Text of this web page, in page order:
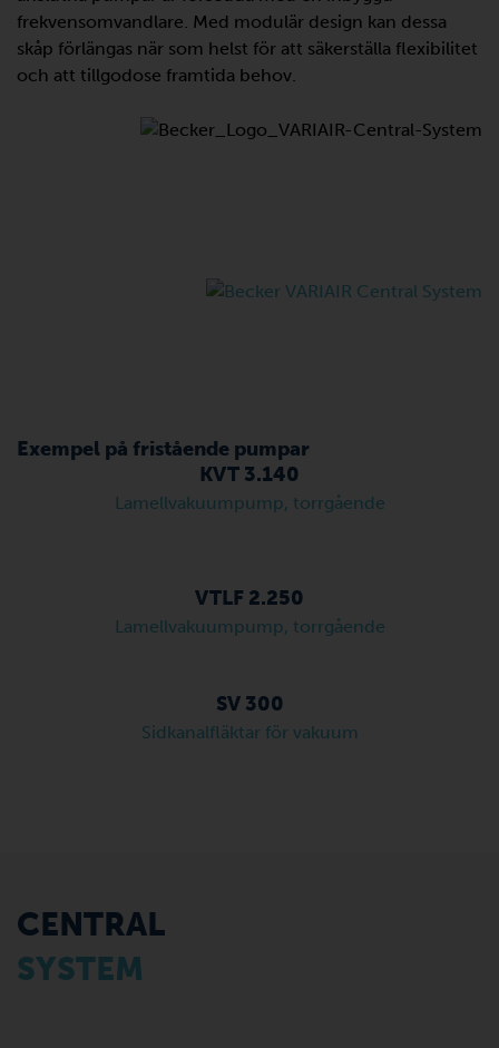
frekvensomvandlare. Med modulär design kan dessa
skåp förlängas när som helst för att säkerställa flexibilitet
och att tillgodose framtida behov.
Exempel på fristående pumpar
KVT 3.140
Lamellvakuumpump, torrgående
VTLF 2.250
Lamellvakuumpump, torrgående
SV 300
Sidkanalfläktar för vakuum
CENTRAL
SYSTEM